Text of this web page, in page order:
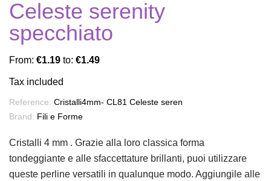
Celeste serenity
specchiato
From: €1.19 to: €1.49
Tax included
Reference: Cristalli4mm- CL81 Celeste seren
Brand: Fili e Forme
Cristalli 4 mm . Grazie alla loro classica forma
tondeggiante e alle sfaccettature brillanti, puoi utilizzare
queste perline versatili in qualunque modo. Aggiungile alle